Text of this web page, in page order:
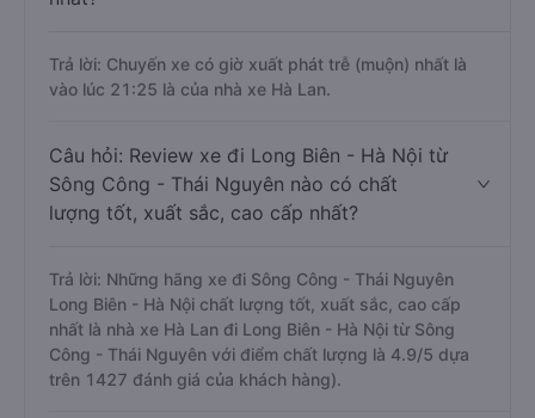
Trả lời: Chuyến xe có giờ xuất phát trễ (muộn) nhất là
vào lúc 21:25 là của nhà xe Hà Lan.
Câu hỏi: Review xe đi Long Biên - Hà Nội từ
Sông Công - Thái Nguyên nào có chất
lượng tốt, xuất sắc, cao cấp nhất?
Trả lời: Những hãng xe đi Sông Công - Thái Nguyên
Long Biên - Hà Nội chất lượng tốt, xuất sắc, cao cấp
nhất là nhà xe Hà Lan đi Long Biên - Hà Nội từ Sông
Công - Thái Nguyên với điểm chất lượng là 4.9/5 dựa
trên 1427 đánh giá của khách hàng).